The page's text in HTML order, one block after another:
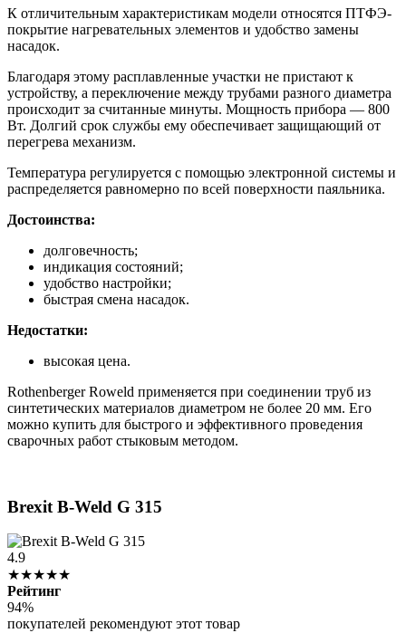
К отличительным характеристикам модели относятся ПТФЭ-
покрытие нагревательных элементов и удобство замены
насадок.
Благодаря этому расплавленные участки не пристают к
устройству, а переключение между трубами разного диаметра
происходит за считанные минуты. Мощность прибора — 800
Вт. Долгий срок службы ему обеспечивает защищающий от
перегрева механизм.
Температура регулируется с помощью электронной системы и
распределяется равномерно по всей поверхности паяльника.
Достоинства:
долговечность;
индикация состояний;
удобство настройки;
быстрая смена насадок.
Недостатки:
высокая цена.
Rothenberger Roweld применяется при соединении труб из
синтетических материалов диаметром не более 20 мм. Его
можно купить для быстрого и эффективного проведения
сварочных работ стыковым методом.
Brexit B-Weld G 315
4.9
★★★★★
Рейтинг
94%
покупателей рекомендуют этот товар